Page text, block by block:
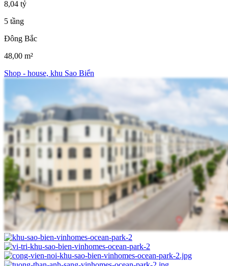
8,04 tỷ
5 tầng
Đông Bắc
48,00 m²
Shop - house, khu Sao Biển